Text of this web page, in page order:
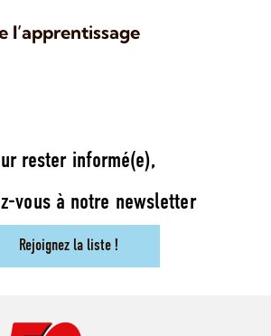
l’apprentissage
rester informé(e),
vous à notre newsletter
Rejoignez la liste !